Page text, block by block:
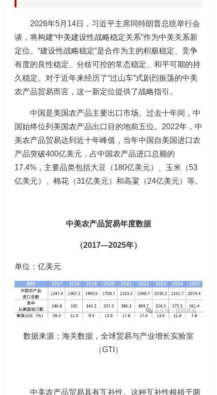
2026年5月14日，习近平主席同特朗普总统举行会
谈，将构建“中美建设性战略稳定关系”作为中美关系新
定位。“建设性战略稳定”是合作为主的积极稳定、竞争
有度的良性稳定、分歧可控的常态稳定、和平可期的持
久稳定。对于近年来经历了“过山车”式剧烈振荡的中美
农产品贸易而言，这一新定位提供了战略指引。
中国是美国农产品主要出口市场。过去十年间，中
国始终位列美国农产品出口目的地前五位。2022年，中
美农产品贸易达到近十年峰值，当年中国自美国进口农
产品突破400亿美元，占中国农产品进口总额的
17.4%，主要品类包括大豆（180亿美元）、玉米（53
亿美元）、棉花（31亿美元）和高粱（24亿美元）等。
中美农产品贸易年度数据
（2017—2025年）
单位：亿美元
数据来源：海关数据，全球贸易与产业增长实验室
（GTI）
中美农产品贸易具有互补性。这种互补性根植于两